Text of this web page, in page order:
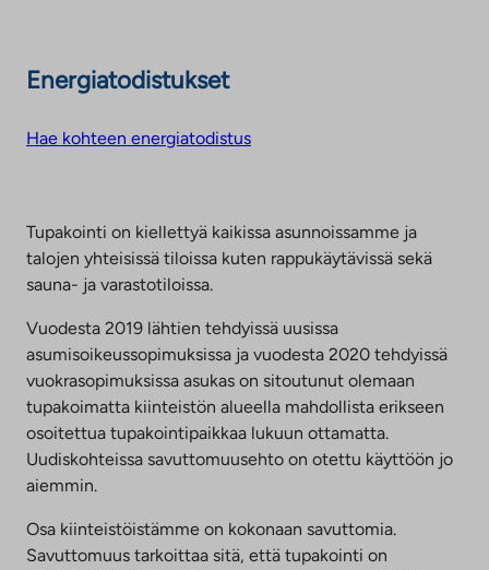
Energiatodistukset
Hae kohteen energiatodistus
Tupakointi on kiellettyä kaikissa asunnoissamme ja
talojen yhteisissä tiloissa kuten rappukäytävissä sekä
sauna- ja varastotiloissa.
Vuodesta 2019 lähtien tehdyissä uusissa
asumisoikeussopimuksissa ja vuodesta 2020 tehdyissä
vuokrasopimuksissa asukas on sitoutunut olemaan
tupakoimatta kiinteistön alueella mahdollista erikseen
osoitettua tupakointipaikkaa lukuun ottamatta.
Uudiskohteissa savuttomuusehto on otettu käyttöön jo
aiemmin.
Osa kiinteistöistämme on kokonaan savuttomia.
Savuttomuus tarkoittaa sitä, että tupakointi on